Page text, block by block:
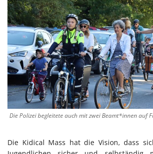
Die Polizei begleitete auch mit zwei Beamt*innen auf
Die Kidical Mass hat die Vision, dass